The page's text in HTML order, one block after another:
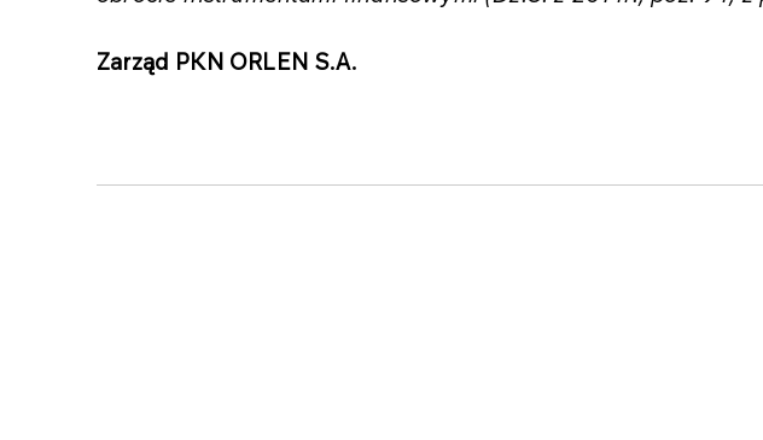
Zarząd PKN ORLEN S.A.